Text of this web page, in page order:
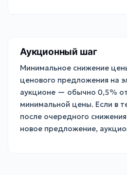
Аукционный шаг
Минимальное снижение
ценового предложения на
аукционе — обычно 0,5%
минимальной цены. Если в
после очередного
новое предложение,